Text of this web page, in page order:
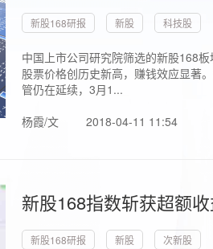
新股168研报 新股 科技股
中国上市公司研究院筛选的新股168
股票价格创历史新高，赚钱效应显著
管仍在延续，3月1...
杨霞/文
2018-04-11 11:54
新股168指数斩获超额
新股168研报 新股 次新股